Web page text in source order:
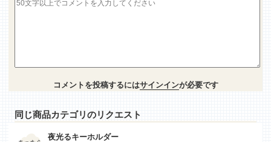
コメントを投稿するにはサインインが必要です
同じ商品カテゴリのリクエスト
夜光るキーホルダー